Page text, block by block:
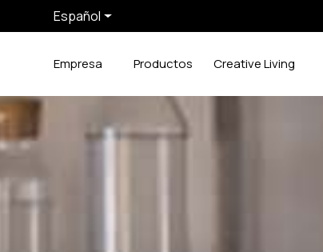
Español
Empresa Productos Creative Living